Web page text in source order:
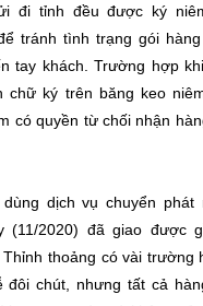
đi tỉnh đều được ký
tránh tình trạng gói
tay khách. Trường hợp
chữ ký trên băng keo
có quyền từ chối nhận
dịch vụ chuyển phát
(11/2020) đã giao được
thoảng có vài trường
đôi chút, nhưng tất cả